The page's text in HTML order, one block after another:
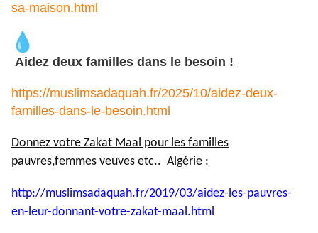
sa-maison.html
Aidez deux familles dans le besoin !
https://muslimsadaquah.fr/2025/10/aidez-deux-
familles-dans-le-besoin.html
Donnez votre Zakat Maal pour les familles
pauvres,femmes veuves etc.. Algérie :
http://muslimsadaquah.fr/2019/03/aidez-les-pauvres-
en-leur-donnant-votre-zakat-maal.html